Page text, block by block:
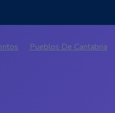
Pueblos De Cantabria